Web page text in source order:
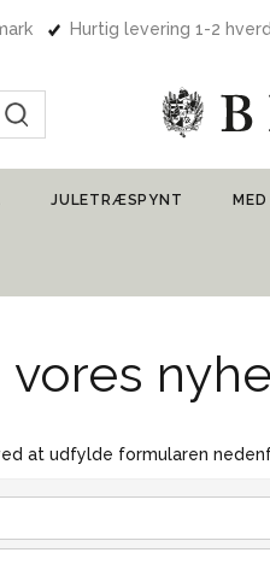
Hurtig levering 1-2
JULETRÆSPYNT
at udfylde formularen